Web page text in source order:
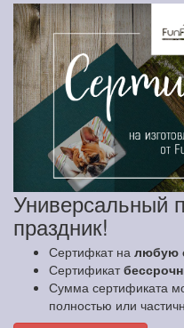
Универсальный
праздник!
Сертифкат на любую
Сертификат
Сумма сертификата
полностью или